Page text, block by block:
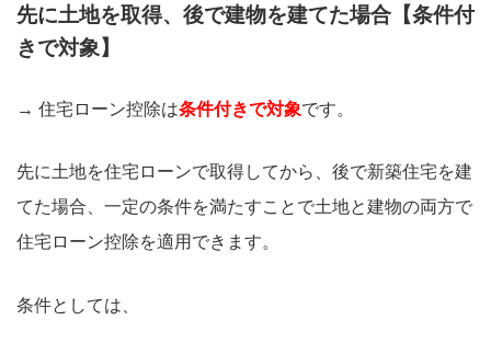
先に土地を取得、後で建物を建てた場合【条件付
きで対象】
→ 住宅ローン控除は条件付きで対象です。
先に土地を住宅ローンで取得してから、後で新築住宅を建
てた場合、一定の条件を満たすことで土地と建物の両方で
住宅ローン控除を適用できます。
条件としては、